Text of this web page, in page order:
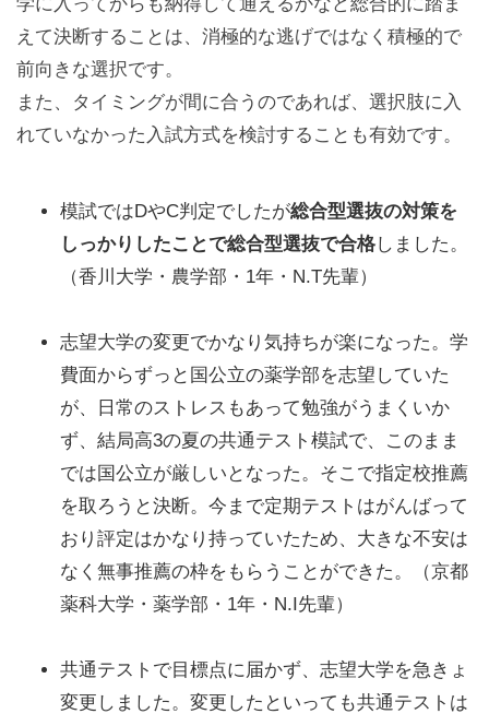
えて決断することは、消極的な逃げではなく積極的で
前向きな選択です。
また、タイミングが間に合うのであれば、選択肢に入
れていなかった入試方式を検討することも有効です。
模試ではDやC判定でしたが総合型選抜の対策を
しっかりしたことで総合型選抜で合格しました。
（香川大学・農学部・1年・N.T先輩）
志望大学の変更でかなり気持ちが楽になった。学
費面からずっと国公立の薬学部を志望していた
が、日常のストレスもあって勉強がうまくいか
ず、結局高3の夏の共通テスト模試で、このまま
では国公立が厳しいとなった。そこで指定校推薦
を取ろうと決断。今まで定期テストはがんばって
おり評定はかなり持っていたため、大きな不安は
なく無事推薦の枠をもらうことができた。（京都
薬科大学・薬学部・1年・N.I先輩）
共通テストで目標点に届かず、志望大学を急きょ
変更しました。変更したといっても共通テストは